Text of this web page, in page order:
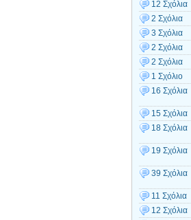
12 Σχόλια
2 Σχόλια
3 Σχόλια
2 Σχόλια
2 Σχόλια
1 Σχόλιο
16 Σχόλια
15 Σχόλια
18 Σχόλια
19 Σχόλια
39 Σχόλια
11 Σχόλια
12 Σχόλια